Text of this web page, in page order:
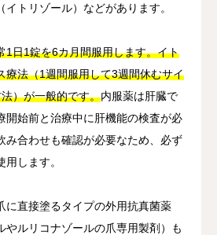
トリゾール）などがあります。
1日1錠を6カ月間服用します。イト
療法（1週間服用して3週間休むサイ
）が一般的です。内服薬は肝臓で
開始前と治療中に肝機能の検査が必
み合わせも確認が必要なため、必ず
します。
に直接塗るタイプの外用抗真菌薬
やルリコナゾールの爪専用製剤）も